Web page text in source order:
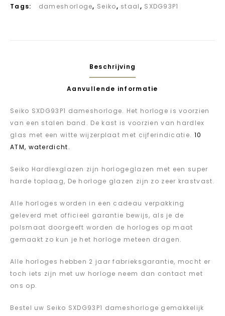
Tags: dameshorloge, Seiko, staal, SXDG93P1
Beschrijving
Aanvullende informatie
Seiko SXDG93P1 dameshorloge. Het horloge is voorzien
van een stalen band. De kast is voorzien van hardlex
glas met een witte wijzerplaat met cijferindicatie. 10
ATM, waterdicht.
Seiko Hardlexglazen zijn horlogeglazen met een super
harde toplaag, De horloge glazen zijn zo zeer krastvast.
Alle horloges worden in een cadeau verpakking
geleverd met officieel garantie bewijs, als je de
polsmaat doorgeeft worden de horloges op maat
gemaakt zo kun je het horloge meteen dragen.
Alle horloges hebben 2 jaar fabrieksgarantie, mocht er
toch iets zijn met uw horloge neem dan contact met
ons op.
Bestel uw Seiko SXDG93P1 dameshorloge gemakkelijk